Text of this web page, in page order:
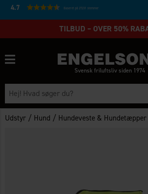
4.7 Baseret på 27231 stemmer
TILBUD – OVER 50%
Svensk friluftsliv siden 1974
Udstyr / Hund / Hundeveste & Hundetæpper